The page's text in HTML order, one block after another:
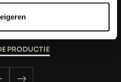
ZONEN
PRODUCTIE